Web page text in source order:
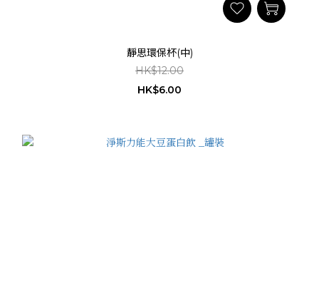
靜思環保杯(中)
HK$12.00
HK$6.00